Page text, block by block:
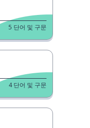
5 단어 및 구문
4 단어 및 구문